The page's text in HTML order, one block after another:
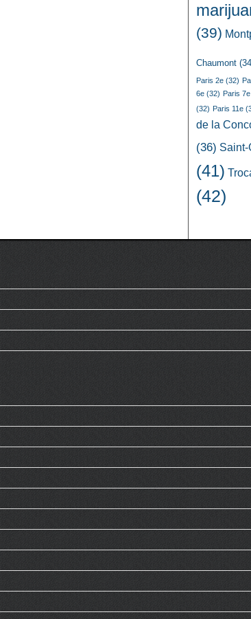
(39)
Chaumont
Paris 2e (32)
6e (32) Paris 7e
(32) Paris 11e
de la
(36) Saint-
(41)
(42)